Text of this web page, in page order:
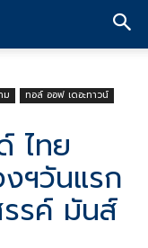
ม
ทอล์ ออฟ เดอะทาวน์
ไทย
ฯวันแรก
รค์ มันส์